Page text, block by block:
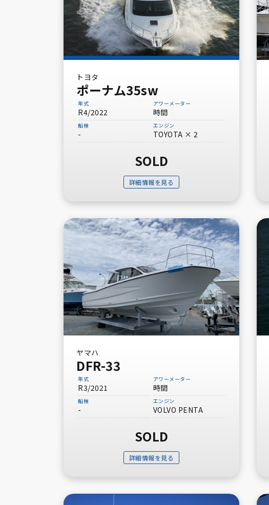
トヨタ
ポーナム35sw
年式
R4/2022
アワーメーター
時間
船検
-
エンジン
TOYOTA × 2
SOLD
詳細情報を見る
ヤマハ
DFR-33
年式
R3/2021
アワーメーター
時間
船検
-
エンジン
VOLVO PENTA
SOLD
詳細情報を見る